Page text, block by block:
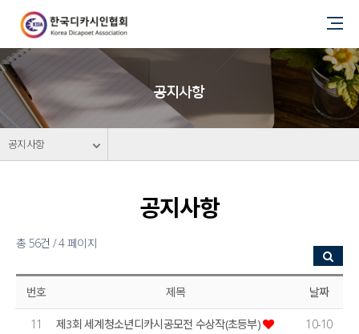
공지사항
공지사항
공지사항
총 56건 / 4 페이지
번호 제목 날짜
11 제3회 세계청소년디카시공모전 수상작(초등부) 10-10